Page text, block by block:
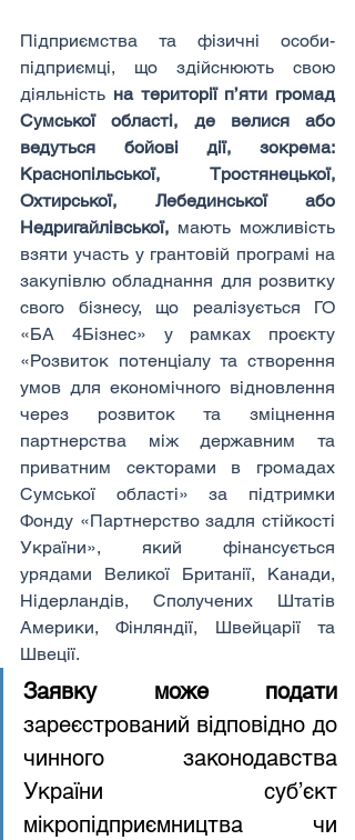
Підприємства та фізичні особи-
підприємці, що здійснюють свою
діяльність на території п’яти громад
Сумської області, де велися або
ведуться бойові дії, зокрема:
Краснопільської, Тростянецької,
Охтирської, Лебединської або
Недригайлівської, мають можливість
взяти участь у грантовій програмі на
закупівлю обладнання для розвитку
свого бізнесу, що реалізується ГО
«БА 4Бізнес» у рамках проєкту
«Розвиток потенціалу та створення
умов для економічного відновлення
через розвиток та зміцнення
партнерства між державним та
приватним секторами в громадах
Сумської області» за підтримки
Фонду «Партнерство задля стійкості
України», який фінансується
урядами Великої Британії, Канади,
Нідерландів, Сполучених Штатів
Америки, Фінляндії, Швейцарії та
Швеції.
Заявку може подати
зареєстрований відповідно до
чинного законодавства
України суб’єкт
мікропідприємництва чи